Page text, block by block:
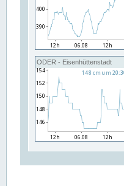
ODER - Eisenhüttenstadt